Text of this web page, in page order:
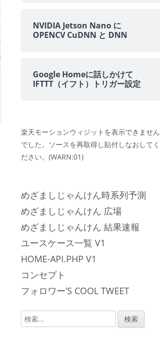
NVIDIA Jetson Nano に
OPENCV CuDNN と DNN
Google Homeに話しかけて
IFTTT（イフト）トリガー設定
楽天モーションウィジットを表示できません
でした。ソースを再取得し貼付しなおしてく
ださい。(WARN:01)
めざましじゃんけん時系列予測
めざましじゃんけん 広場
めざましじゃんけん 結果速報
ユースケース一覧 V1
HOME-API.PHP V1
コンセプト
フォロワー’S COOL TWEET
検
索: